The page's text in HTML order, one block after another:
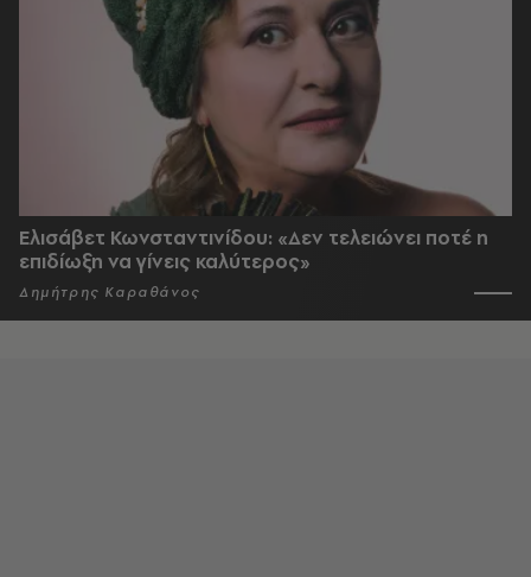
Ελισάβετ Κωνσταντινίδου: «Δεν τελειώνει ποτέ η
επιδίωξη να γίνεις καλύτερος»
Δημήτρης Καραθάνος